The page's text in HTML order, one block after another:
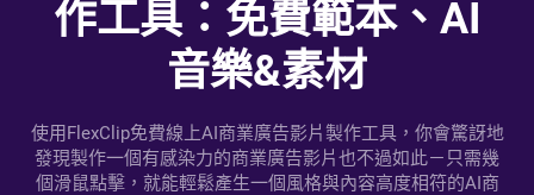
作工具：免費範本、AI
音樂&素材
使用FlexClip免費線上AI商業廣告影片製作工具，你會驚訝地
發現製作一個有感染力的商業廣告影片也不過如此－只需幾
個滑鼠點擊，就能輕鬆產生一個風格與內容高度相符的AI商